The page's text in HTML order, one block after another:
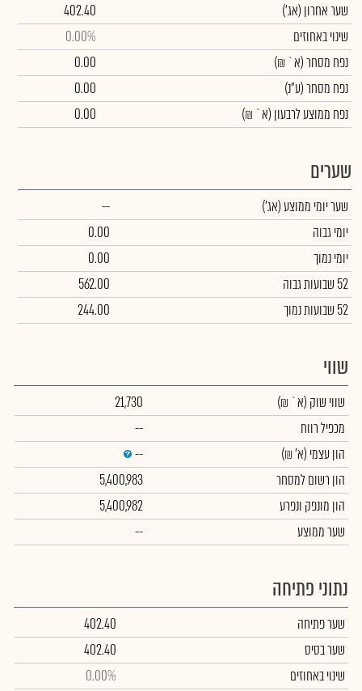
שער אחרון (אג')
402.40
שינוי באחוזים
0.00%
נפח מסחר(א` ₪)
0.00
נפח מסחר(ע"נ)
0.00
נפח ממוצע לרבעון (א` ₪)
0.00
שערים
שער יומי ממוצע(אג')
--
יומי גבוה
0.00
יומי נמוך
0.00
52 שבועות גבוה
562.00
52 שבועות נמוך
244.00
שווי
שווי שוק (א` ₪)
21,730
מכפיל רווח
--
הון עצמי (א' ₪)
--
הון רשום למסחר
5,400,983
הון מונפק ונפרע
5,400,982
שער ממוצע
--
נתוני פתיחה
שער פתיחה
402.40
שער בסיס
402.40
שינוי באחוזים
0.00%